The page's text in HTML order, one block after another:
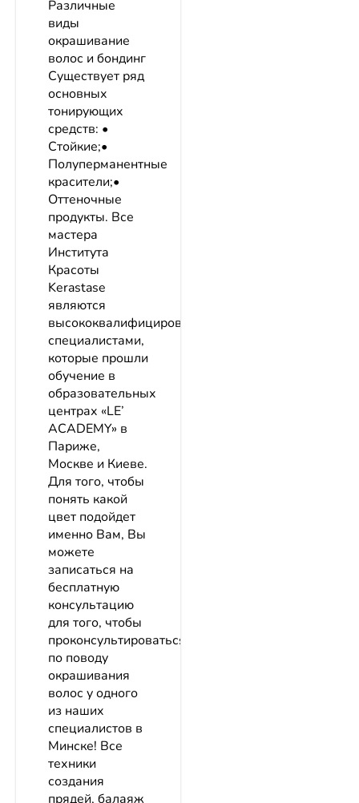
Различные
виды
окрашивание
волос и бондинг
Существует ряд
основных
тонирующих
средств: •
Стойкие;•
Полуперманентные
красители;•
Оттеночные
продукты. Все
мастера
Института
Красоты
Kerastase
являются
высококвалифицированными
специалистами,
которые прошли
обучение в
образовательных
центрах «LE’
ACADEMY» в
Париже,
Москве и Киеве.
Для того, чтобы
понять какой
цвет подойдет
именно Вам, Вы
можете
записаться на
бесплатную
консультацию
для того, чтобы
проконсультироваться
по поводу
окрашивания
волос у одного
из наших
специалистов в
Минске! Все
техники
создания
прядей, балаяж